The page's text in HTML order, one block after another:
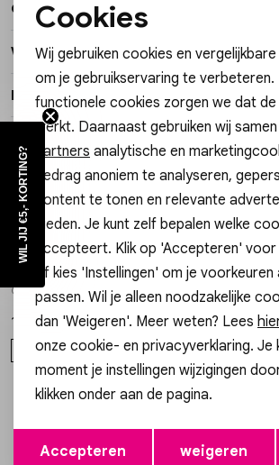
Vesten
Lingerie
Over dit item
Winkelvoorraad
Kenmerken
Verzending / Ophalen in de winkel
Retourneren
Style dit met
My Jewellery
Oorbellen ovaal klein MJ046111200
17,95
ONESIZE
1/2
My
17,99
OS
Noodzakelijke cookies
Personalisatie cookies
Analytische cookies
Marketing cookies
Cookies
Wij gebruiken cookies en
om je gebruikservaring te verbeteren.
functionele cookies zorgen we dat
werkt. Daarnaast gebruiken wij
partners analytische en
gedrag anoniem te analyseren,
content te tonen en relevante
bieden. Je kunt zelf bepalen welke
accepteert. Klik op 'Accepteren'
of kies 'Instellingen' om je voorkeuren
passen. Wil je alleen noodzakelijke
dan 'Weigeren'. Meer weten? Lees
onze cookie- en privacyverklaring. Je
moment je instellingen wijzigingen
klikken onder aan de pagina.
Accepteren weigeren
WIL JIJ €5,- KORTING?